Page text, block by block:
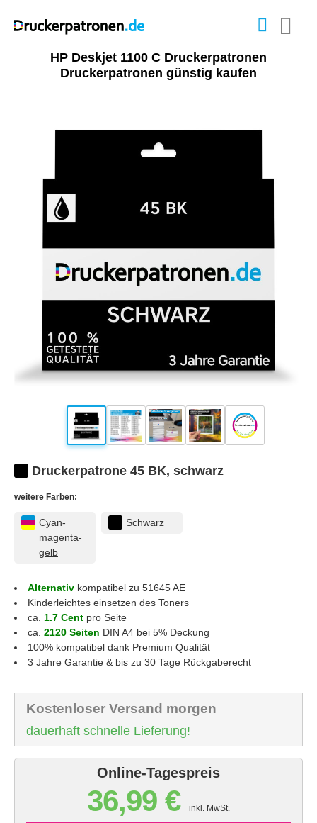
HP Deskjet 1100 C Druckerpatronen
Druckerpatronen günstig kaufen
Druckerpatrone 45 BK, schwarz
weitere Farben:
Cyan-
magenta-
gelb
Schwarz
Alternativ kompatibel zu 51645 AE
Kinderleichtes einsetzen des Toners
ca. 1.7 Cent pro Seite
ca. 2120 Seiten DIN A4 bei 5% Deckung
100% kompatibel dank Premium Qualität
3 Jahre Garantie & bis zu 30 Tage Rückgaberecht
Kostenloser Versand morgen
dauerhaft schnelle Lieferung!
Online-Tagespreis
36,99 € inkl. MwSt.